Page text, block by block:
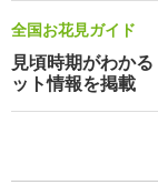
全国お花見ガイド
見頃時期がわか
ット情報を掲載